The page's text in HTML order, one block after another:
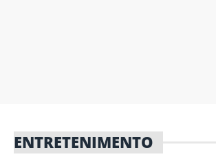
ENTRETENIMENTO